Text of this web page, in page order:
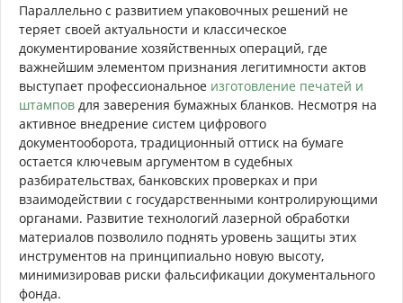
Параллельно с развитием упаковочных решений не
теряет своей актуальности и классическое
документирование хозяйственных операций, где
важнейшим элементом признания легитимности актов
выступает профессиональное изготовление печатей и
штампов для заверения бумажных бланков. Несмотря на
активное внедрение систем цифрового
документооборота, традиционный оттиск на бумаге
остается ключевым аргументом в судебных
разбирательствах, банковских проверках и при
взаимодействии с государственными контролирующими
органами. Развитие технологий лазерной обработки
материалов позволило поднять уровень защиты этих
инструментов на принципиально новую высоту,
минимизировав риски фальсификации документального
фонда.